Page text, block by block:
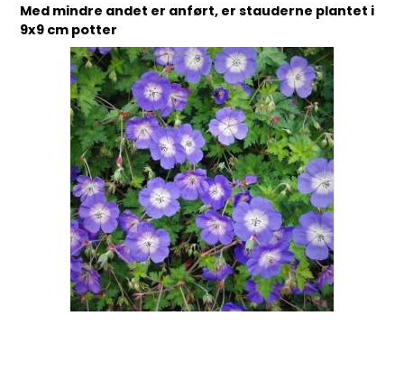
Med mindre andet er anført, er stauderne plantet i
9x9 cm potter